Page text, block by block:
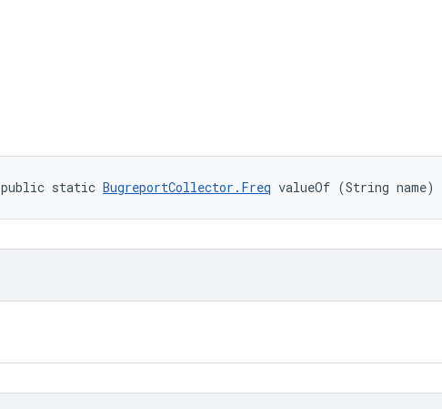
public static BugreportCollector.Freq valueOf (String name)